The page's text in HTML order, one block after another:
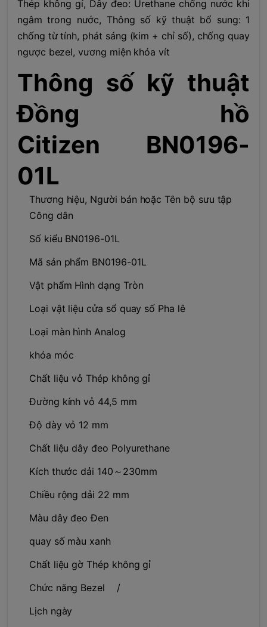
Thép không gỉ, Dây đeo: Urethane chống nước khi
ngâm trong nước, Thông số kỹ thuật bổ sung: 1
chống từ tính, phát sáng (kim + chỉ số), chống quay
ngược bezel, vương miện khóa vít
Thông số kỹ thuật
Đồng hồ
Citizen BN0196-
01L
Thương hiệu, Người bán hoặc Tên bộ sưu tập
Công dân
Số kiểu BN0196-01L
Mã sản phẩm BN0196-01L
Vật phẩm Hình dạng Tròn
Loại vật liệu cửa sổ quay số Pha lê
Loại màn hình Analog
khóa móc
Chất liệu vỏ Thép không gỉ
Đường kính vỏ 44,5 mm
Độ dày vỏ 12 mm
Chất liệu dây đeo Polyurethane
Kích thước dải 140～230mm
Chiều rộng dải 22 mm
Màu dây đeo Đen
quay số màu xanh
Chất liệu gờ Thép không gỉ
Chức năng Bezel /
Lịch ngày